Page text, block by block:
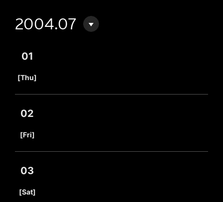
2004.07
01
[Thu]
02
[Fri]
03
[Sat]